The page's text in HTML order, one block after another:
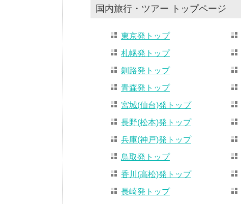
国内旅行・ツアー トップページ
東京発トップ
札幌発トップ
釧路発トップ
青森発トップ
宮城(仙台)発トップ
長野(松本)発トップ
兵庫(神戸)発トップ
鳥取発トップ
香川(高松)発トップ
長崎発トップ